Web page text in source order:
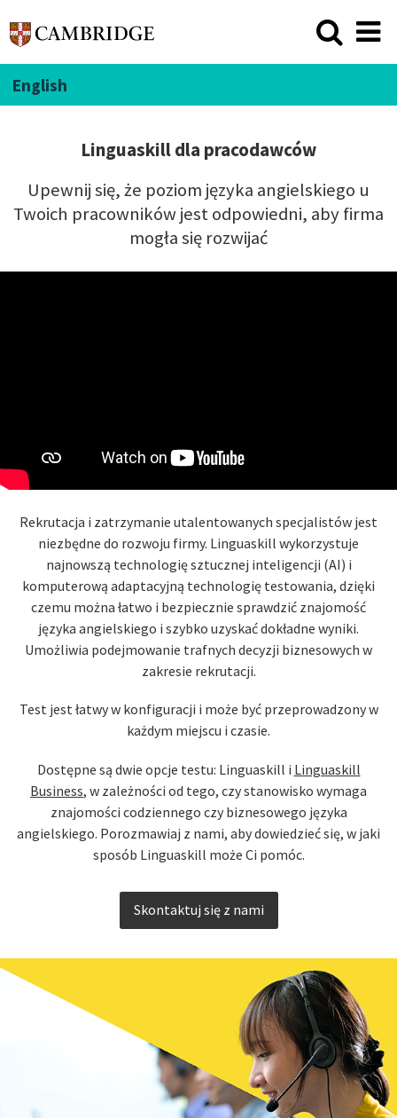
English
Linguaskill dla pracodawców
Upewnij się, że poziom języka angielskiego u
Twoich pracowników jest odpowiedni, aby firma
mogła się rozwijać
Rekrutacja i zatrzymanie utalentowanych specjalistów jest
niezbędne do rozwoju firmy. Linguaskill wykorzystuje
najnowszą technologię sztucznej inteligencji (AI) i
komputerową adaptacyjną technologię testowania, dzięki
czemu można łatwo i bezpiecznie sprawdzić znajomość
języka angielskiego i szybko uzyskać dokładne wyniki.
Umożliwia podejmowanie trafnych decyzji biznesowych w
zakresie rekrutacji.
Test jest łatwy w konfiguracji i może być przeprowadzony w
każdym miejscu i czasie.
Dostępne są dwie opcje testu: Linguaskill i Linguaskill
Business, w zależności od tego, czy stanowisko wymaga
znajomości codziennego czy biznesowego języka
angielskiego. Porozmawiaj z nami, aby dowiedzieć się, w jaki
sposób Linguaskill może Ci pomóc.
Skontaktuj się z nami